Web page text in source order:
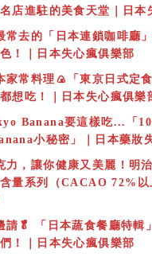
店進駐的美食天堂｜日本
常去的「日本連鎖咖啡廳
！｜日本失心瘋俱樂部
家常料理🍙「東京日式定
想吃！｜日本失心瘋俱樂
Banana要這樣吃...「
小秘密」｜日本藥妝
力，讓你健康又美麗！明
量系列（CACAO 72%以
請🥬 「日本蔬食餐廳特輯
！｜日本失心瘋俱樂部